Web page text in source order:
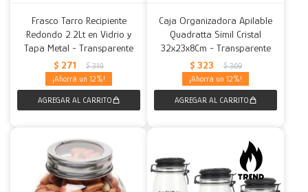
Frasco Tarro Recipiente
Redondo 2.2Lt en Vidrio y
Tapa Metal - Transparente
$ 271 $ 310
12
Caja Organizadora Apilable
Quadratta Símil Cristal
32x23x8Cm - Transparente
$ 323 $ 369
12